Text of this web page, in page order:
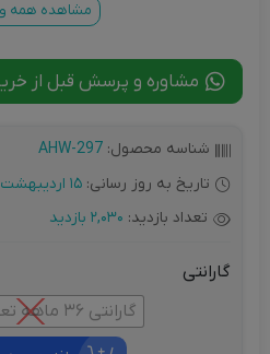
مشاهده همه
مشاوره و پرسش قبل از
شناسه محصول: AHW-297
تاریخ به روز رسانی: 15 اردیبهشت 1404
تعداد بازدید: 2,030 بازدید
گارانتی
گارانتی ۳۶ ماهه تعویض فاطر